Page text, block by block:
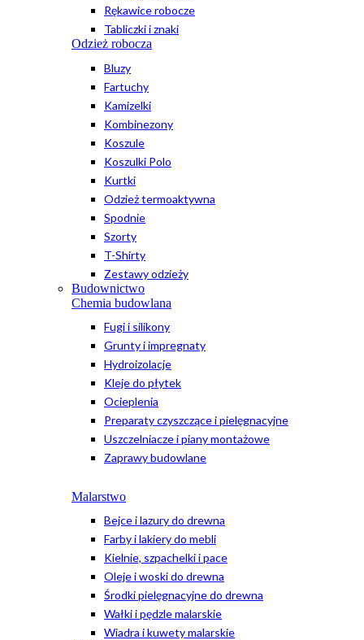
Rękawice robocze
Tabliczki i znaki
Odzież robocza
Bluzy
Fartuchy
Kamizelki
Kombinezony
Koszule
Koszulki Polo
Kurtki
Odzież termoaktywna
Spodnie
Szorty
T-Shirty
Zestawy odzieży
Budownictwo
Chemia budowlana
Fugi i silikony
Grunty i impregnaty
Hydroizolacje
Kleje do płytek
Ocieplenia
Preparaty czyszczące i pielęgnacyjne
Uszczelniacze i piany montażowe
Zaprawy budowlane
Malarstwo
Bejce i lazury do drewna
Farby i lakiery do mebli
Kielnie, szpachelki i pace
Oleje i woski do drewna
Środki pielęgnacyjne do drewna
Wałki i pędzle malarskie
Wiadra i kuwety malarskie